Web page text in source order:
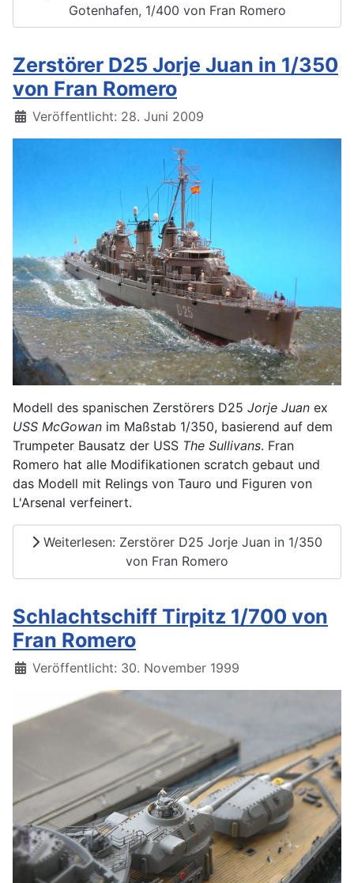
Gotenhafen, 1/400 von Fran Romero
Zerstörer D25 Jorje Juan in 1/350
von Fran Romero
Details
Veröffentlicht: 28. Juni 2009
Modell des spanischen Zerstörers D25 Jorje Juan ex
USS McGowan im Maßstab 1/350, basierend auf dem
Trumpeter Bausatz der USS The Sullivans. Fran
Romero hat alle Modifikationen scratch gebaut und
das Modell mit Relings von Tauro und Figuren von
L'Arsenal verfeinert.
Weiterlesen: Zerstörer D25 Jorje Juan in 1/350
von Fran Romero
Schlachtschiff Tirpitz 1/700 von
Fran Romero
Details
Veröffentlicht: 30. November 1999